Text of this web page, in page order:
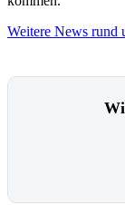
Weitere News rund